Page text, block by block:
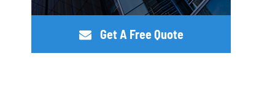
Get A Free Quote